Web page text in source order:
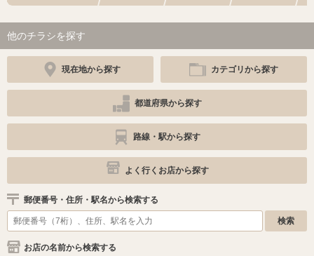
他のチラシを探す
現在地から探す カテゴリから探す
都道府県から探す
路線・駅から探す
よく行くお店から探す
郵便番号・住所・駅名から検索する
お店の名前から検索する